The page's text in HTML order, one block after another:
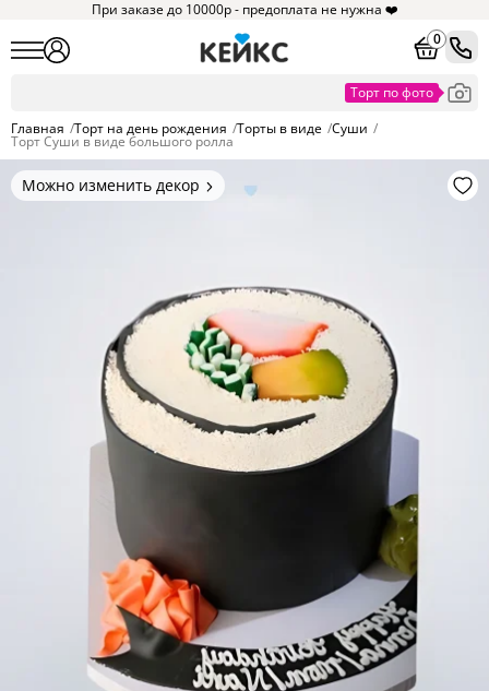
При заказе до 10000р - предоплата не нужна ❤️
0
Главная /Торт на день рождения /Торты в виде /Суши /
Торт Суши в виде большого ролла
Можно изменить декор
Цвет покрытия, надписи,